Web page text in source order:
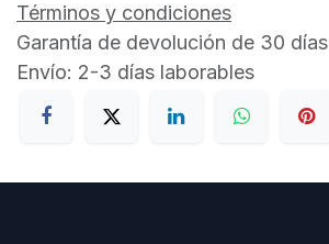
Términos y condiciones
Garantía de devolución de 30 días
Envío: 2-3 días laborables